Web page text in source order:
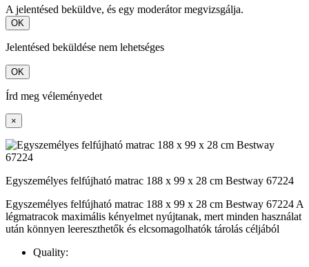
A jelentésed beküldve, és egy moderátor megvizsgálja.
OK
Jelentésed beküldése nem lehetséges
OK
Írd meg véleményedet
×
Egyszemélyes felfújható matrac 188 x 99 x 28 cm Bestway 67224
Egyszemélyes felfújható matrac 188 x 99 x 28 cm Bestway 67224 A
légmatracok maximális kényelmet nyújtanak, mert minden használat
után könnyen leereszthetők és elcsomagolhatók tárolás céljából
Quality: